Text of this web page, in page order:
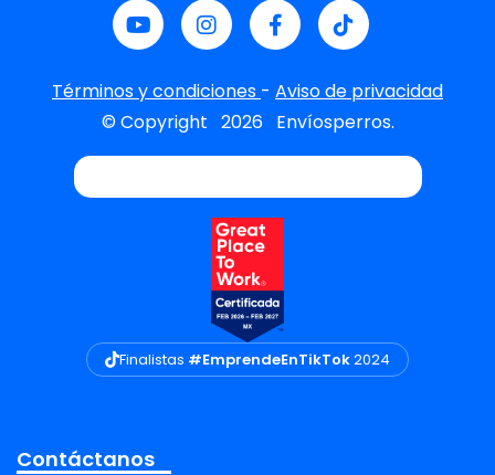
Términos y condiciones - Aviso de privacidad
© Copyright 2026 Envíosperros.
Finalistas #EmprendeEnTikTok2024
Contáctanos